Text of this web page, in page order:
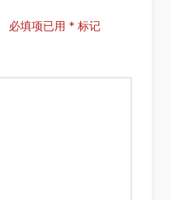
必填项已用 * 标记